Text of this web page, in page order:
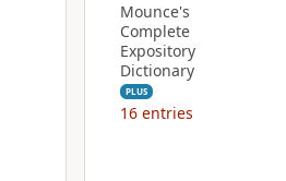
Mounce's
Complete
Expository
Dictionary
PLUS
16 entries